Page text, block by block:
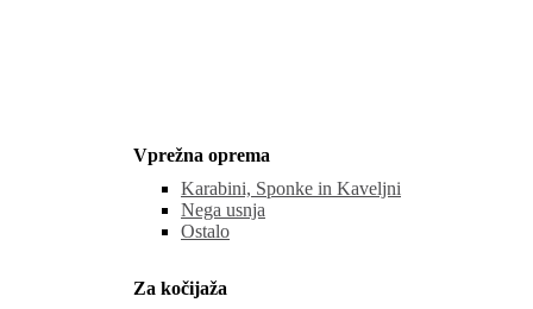
Vprežna oprema
Karabini, Sponke in Kaveljni
Nega usnja
Ostalo
Za kočijaža